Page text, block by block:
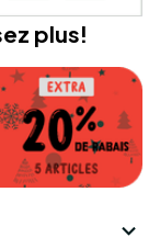
plus!